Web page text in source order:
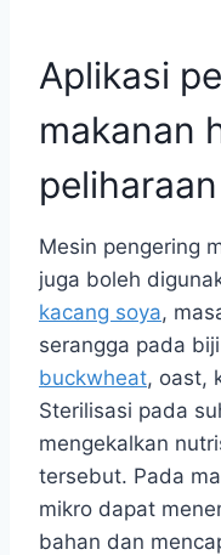
Aplikasi
makanan
peliharaan
Mesin pengering
juga boleh
kacang soya,
serangga pada
buckwheat, oast,
Sterilisasi pada
mengekalkan
tersebut. Pada
mikro dapat
bahan dan